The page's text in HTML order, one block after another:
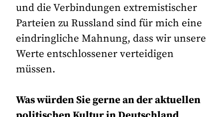
und die Verbindungen extremistischer
Parteien zu Russland sind für mich eine
eindringliche Mahnung, dass wir unsere
Werte entschlossener verteidigen
müssen.
Was würden Sie gerne an der aktuellen